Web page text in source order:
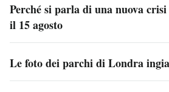
Perché si parla di una nuova
il 15 agosto
Le foto dei parchi di Londra